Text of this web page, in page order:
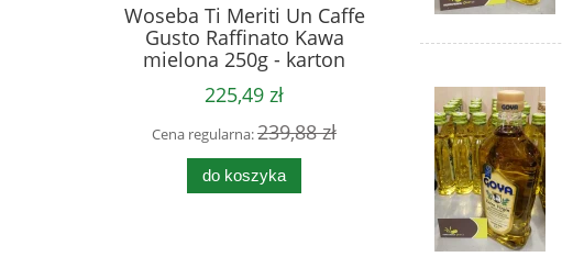
Woseba Ti Meriti Un Caffe
Gusto Raffinato Kawa
mielona 250g - karton
225,49 zł
Cena regularna:239,88 zł
do koszyka